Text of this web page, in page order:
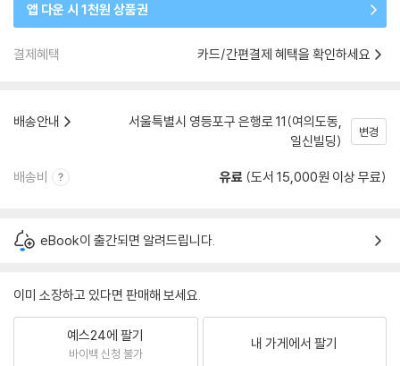
앱 다운 시 1천원 상품권
결제혜택 카드/간편결제 혜택을 확인하세요
배송안내
서울특별시 영등포구 은행로 11(여의도동,
일신빌딩)
변경
배송비 유료 (도서 15,000원 이상 무료)
eBook이 출간되면 알려드립니다.
이미 소장하고 있다면 판매해 보세요.
예스24에 팔기
바이백 신청 불가
내 가게에서 팔기